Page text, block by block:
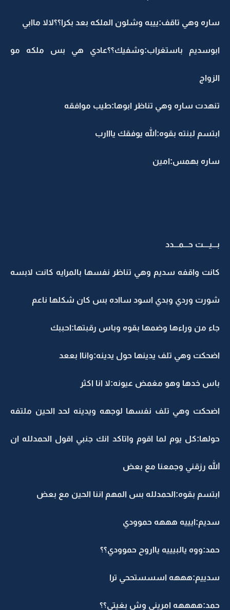
ساره وهي تاقف:ييبه وشلون الملكه بعد بكرا؟؟لالا ماابي
ابوسديم باستغراب:وشفيك؟؟عادي هي بس ملكه مو
الزواج
تنهدت ساره وهي تناظر ابوها:طيب موافقه
ابتسم لبنته بقوه:الله يوفقك يااارب
ساره بهمس:امين
بـــيــــت حـــمـــدد
كانت واقفه سديم وهي تناظر نفسها بالمرايه كانت لابسه
شورت وردي وبدي اسود سااده بس كان شكلها ناعم
جاء من وراءها وضمها بقوه وباس رقبتها:احببك
اضحكت وهي تلف يدينها حول يدينه:واناا بععد
باس خدها وهو مغمض عيونه:لا انا اكثر
اضحكت وهي تلف نفسها لوجهه ويدينه لحد الحين ملتفه
حولها:كل يوم لما اقوم واتاكد انك جنبي اقول الحمدلله ان
الله رزقني وجمعنا مع بعض
ابتسم بقوه:الحمدلله بس المهم اننا الحين مع بعض
سديم:ايييه هههه حموودي
حمد:ووه يالبيييه يااروح حموودي؟؟
سدييم:هههه اسسستححي ترا
حمد:ههههه امريني وش بغيتي؟؟